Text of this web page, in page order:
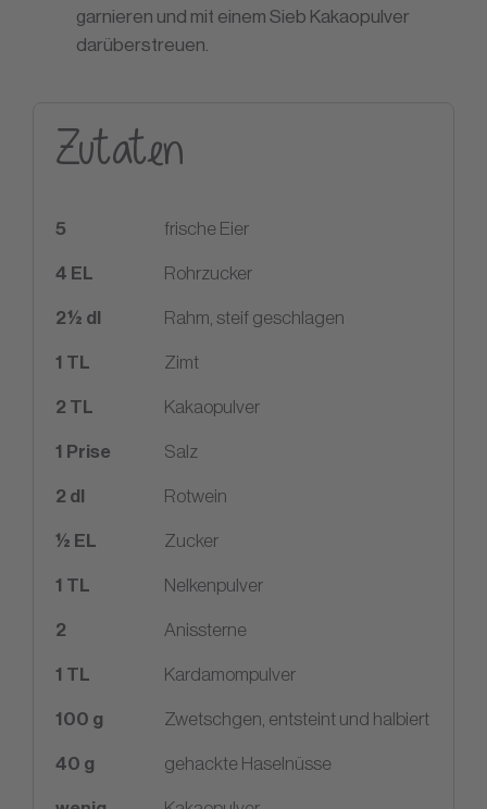
garnieren und mit einem Sieb Kakaopulver
darüberstreuen.
Zutaten
5 frische Eier
4 EL Rohrzucker
2½ dl Rahm, steif geschlagen
1 TL Zimt
2 TL Kakaopulver
1 Prise Salz
2 dl Rotwein
½ EL Zucker
1 TL Nelkenpulver
2 Anissterne
1 TL Kardamompulver
100 g Zwetschgen, entsteint und halbiert
40 g gehackte Haselnüsse